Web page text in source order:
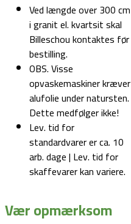
Ved længde over 300 cm
i granit el. kvartsit skal
Billeschou kontaktes før
bestilling.
OBS. Visse
opvaskemaskiner kræver
alufolie under natursten.
Dette medfølger ikke!
Lev. tid for
standardvarer er ca. 10
arb. dage | Lev. tid for
skaffevarer kan variere.
Vær opmærksom